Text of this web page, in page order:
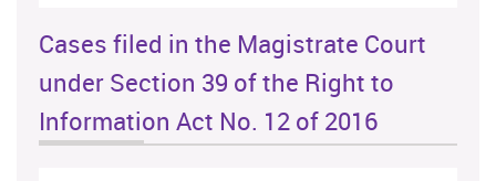
Cases filed in the Magistrate Court
under Section 39 of the Right to
Information Act No. 12 of 2016